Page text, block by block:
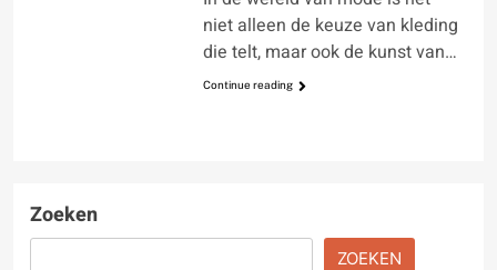
niet alleen de keuze van kleding
die telt, maar ook de kunst van…
Continue reading
Zoeken
ZOEKEN